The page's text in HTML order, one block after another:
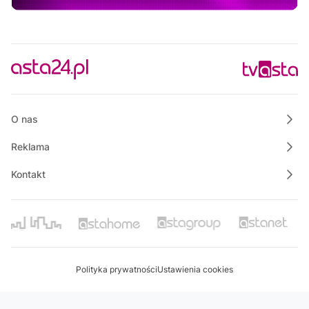
12:30
13:00
Własnymi ścieżkami
13:10
O nas
Reklama
Kontakt
Polityka prywatnościUstawienia cookies